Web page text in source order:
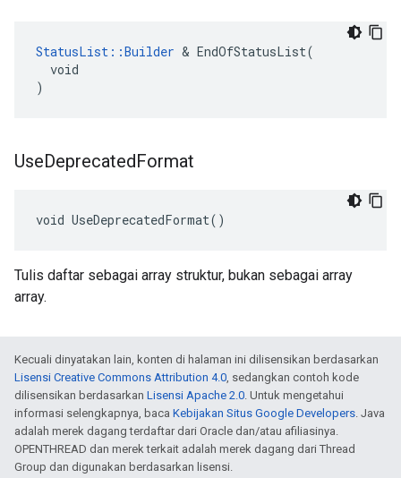
StatusList::Builder & EndOfStatusList(
  void
)
UseDeprecatedFormat
void UseDeprecatedFormat()
Tulis daftar sebagai array struktur, bukan sebagai array
array.
Kecuali dinyatakan lain, konten di halaman ini dilisensikan berdasarkan
Lisensi Creative Commons Attribution 4.0, sedangkan contoh kode
dilisensikan berdasarkan Lisensi Apache 2.0. Untuk mengetahui
informasi selengkapnya, baca Kebijakan Situs Google Developers. Java
adalah merek dagang terdaftar dari Oracle dan/atau afiliasinya.
OPENTHREAD dan merek terkait adalah merek dagang dari Thread
Group dan digunakan berdasarkan lisensi.